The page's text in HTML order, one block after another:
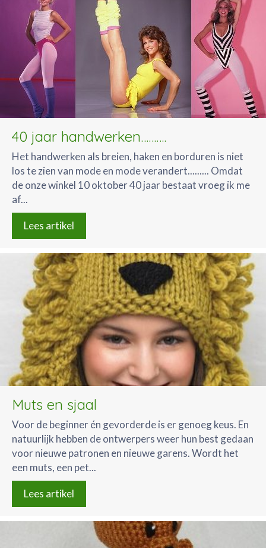
40 jaar handwerken……….
Het handwerken als breien, haken en borduren is niet
los te zien van mode en mode verandert......... Omdat
de onze winkel 10 oktober 40 jaar bestaat vroeg ik me
af...
Lees artikel
Muts en sjaal
Voor de beginner én gevorderde is er genoeg keus. En
natuurlijk hebben de ontwerpers weer hun best gedaan
voor nieuwe patronen en nieuwe garens. Wordt het
een muts, een pet...
Lees artikel